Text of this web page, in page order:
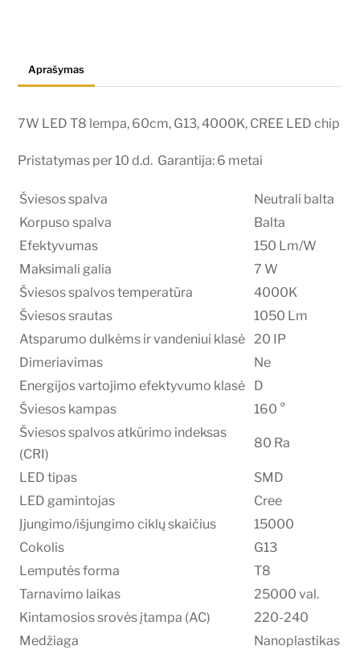
4000K,
LED
Aprašymas
7W LED T8 lempa, 60cm, G13, 4000K, CREE LED chip
Pristatymas per 10 d.d. Garantija: 6 metai
Šviesos spalva
Neutrali balta
Korpuso spalva
Balta
Efektyvumas
150 Lm/W
Maksimali galia
7 W
Šviesos spalvos temperatūra
4000K
Šviesos srautas
1050 Lm
Atsparumo dulkėms ir vandeniui klasė
20 IP
Dimeriavimas
Ne
Energijos vartojimo efektyvumo klasė
D
Šviesos kampas
160 °
Šviesos spalvos atkūrimo indeksas
(CRI)
80 Ra
LED tipas
SMD
LED gamintojas
Cree
Įjungimo/išjungimo ciklų skaičius
15000
Cokolis
G13
Lemputės forma
T8
Tarnavimo laikas
25000 val.
Kintamosios srovės įtampa (AC)
220-240
Medžiaga
Nanoplastikas